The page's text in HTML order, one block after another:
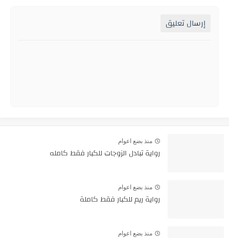
إرسال تعليق
منذ بضع اعوام
رواية تبادل الزوجات للكبار فقط كامله
منذ بضع اعوام
رواية ريم للكبار فقط كاملة
منذ بضع اعوام